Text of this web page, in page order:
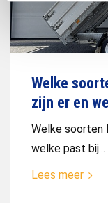
Welke
zijn er en
Welke soorten
welke past bij...
Lees meer